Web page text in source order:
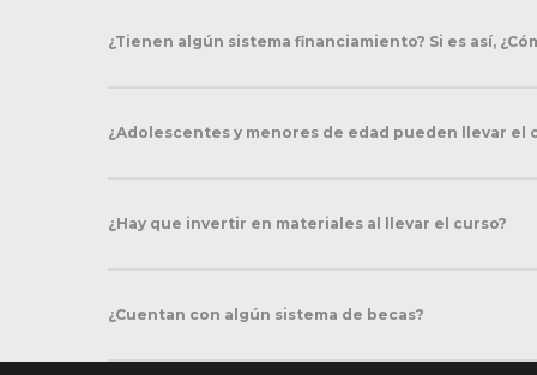
¿Tienen algún sistema financiamiento? Si es así,
¿Adolescentes y menores de edad pueden llevar el
¿Hay que invertir en materiales al llevar el curso?
¿Cuentan con algún sistema de becas?